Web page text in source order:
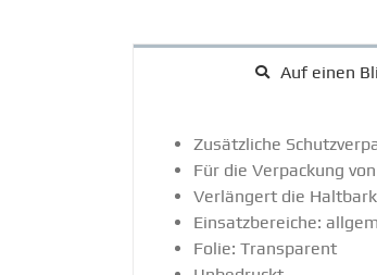
Auf einen
Zusätz­liche
Für die Verpa­ckung
Verlängert die
Einsatz­be­reiche:
Folie: Trans­parent